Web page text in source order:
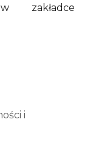
zakładce
i